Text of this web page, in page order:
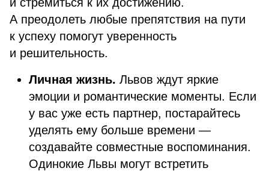
А преодолеть любые препятствия на пути
к успеху помогут уверенность
и решительность.
Личная жизнь. Львов ждут яркие
эмоции и романтические моменты. Если
у вас уже есть партнер, постарайтесь
уделять ему больше времени —
создавайте совместные воспоминания.
Одинокие Львы могут встретить